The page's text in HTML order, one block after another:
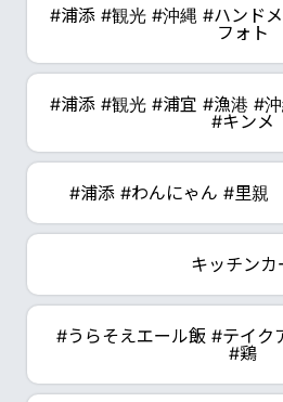
#浦添 #観光 #沖縄 #ハンド
フォト
#浦添 #観光 #浦宜 #漁港 #
#キンメ
#浦添 #わんにゃん #里親
キッチンカ
#うらそえエール飯 #テイク
#鶏